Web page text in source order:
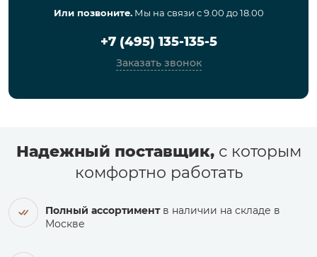
Или позвоните.Мы на связи с 9.00 до 18.00
+7 (495) 135-135-5
Заказать звонок
Надежный поставщик,с которым
комфортно работать
Полный ассортиментв наличии на складе в
Москве